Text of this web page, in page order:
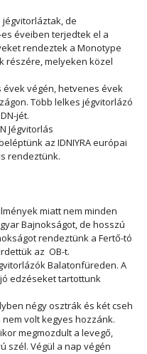
jégvitorláztak, de
éveiben terjedtek el a
rendeztek a Monotype
részére, melyeken közel
évek végén, hetvenes évek
Több lelkes jégvitorlázó
jét.
Jégvitorlás
az IDNIYRA európai
rendeztünk.
miatt nem minden
Bajnokságot, de hosszú
rendeztünk a Fertő-tó
az OB-t.
Balatonfüreden. A
edzéseket tartottunk
négy osztrák és két cseh
volt kegyes hozzánk.
megmozdult a levegő,
szél. Végül a nap végén